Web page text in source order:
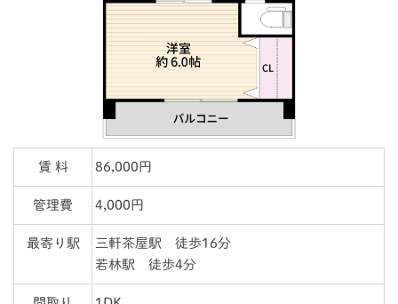
賃 料 86,000円
管理費 4,000円
最寄り駅
三軒茶屋駅 徒歩16分
若林駅 徒歩4分